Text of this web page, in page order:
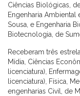
Ciências Biológicas,
Engenharia Ambiental
Sousa, e Engenharia
Biotecnologia, de
Receberam três
Mídia, Ciências
licenciatura),
licenciatura), Física,
engenharias Civil, de